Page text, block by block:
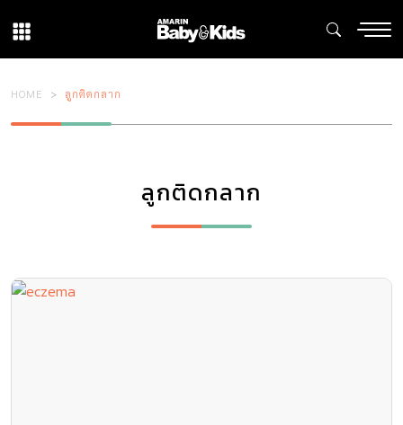
HOME ลูกติดกลาก
ลูกติดกลาก